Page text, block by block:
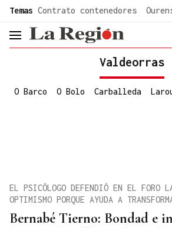
Temas Contrato contenedores
header.menu.open
Valdeorras
O Barco O Bolo Carballeda
Bernabé Tierno: Bondad e
EL PSICÓLOGO DEFENDIÓ EN EL FORO
OPTIMISMO PORQUE AYUDA A